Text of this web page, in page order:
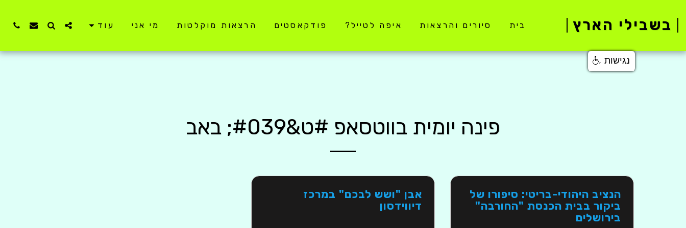
בשבילי הארץ בית סיורים והרצאות איפה לטייל? פודקאסטים הרצאות מוקלטות מי אני עוד
פינה יומית בווטסאפ #ט&#039; באב
הנציב היהודי-בריטי: סיפורו של
ביקור בבית הכנסת "החורבה"
בירושלים
אבן "ושש לבכם" במרכז
דיווידסון
נגישות